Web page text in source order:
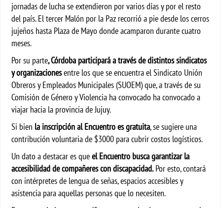
jornadas de lucha se extendieron por varios días y por el resto
del país. El tercer Malón por la Paz recorrió a pie desde los cerros
jujeños hasta Plaza de Mayo donde acamparon durante cuatro
meses.
Por su parte, Córdoba participará a través de distintos sindicatos
y organizacionesentre los que se encuentra el Sindicato Unión
Obreros y Empleados Municipales (SUOEM) que, a través de su
Comisión de Género y Violencia ha convocado ha convocado a
viajar hacia la provincia de Jujuy.
Si bien la inscripción al Encuentro es gratuita, se sugiere una
contribución voluntaria de $3000 para cubrir costos logísticos.
Un dato a destacar es queel Encuentro busca garantizar la
accesibilidad de compañeres con discapacidad.Por esto, contará
con intérpretes de lengua de señas, espacios accesibles y
asistencia para aquellas personas que lo necesiten.